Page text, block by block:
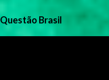
Questão Brasil